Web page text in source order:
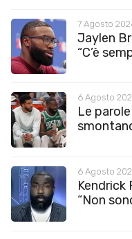
7 Agosto
Jaylen
“C’è
6 Agosto
Le
6 Agosto
Kendrick
“Non